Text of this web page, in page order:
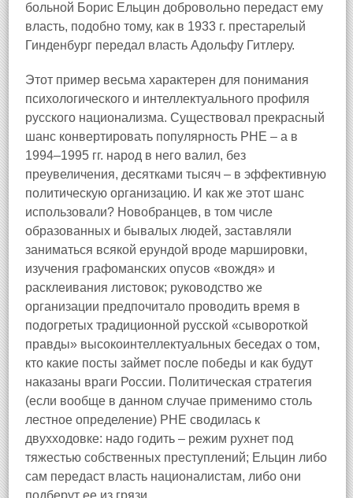
больной Борис Ельцин добровольно передаст ему
власть, подобно тому, как в 1933 г. престарелый
Гинденбург передал власть Адольфу Гитлеру.
Этот пример весьма характерен для понимания
психологического и интеллектуального профиля
русского национализма. Существовал прекрасный
шанс конвертировать популярность РНЕ – а в
1994–1995 гг. народ в него валил, без
преувеличения, десятками тысяч – в эффективную
политическую организацию. И как же этот шанс
использовали? Новобранцев, в том числе
образованных и бывалых людей, заставляли
заниматься всякой ерундой вроде маршировки,
изучения графоманских опусов «вождя» и
расклеивания листовок; руководство же
организации предпочитало проводить время в
подогретых традиционной русской «сывороткой
правды» высокоинтеллектуальных беседах о том,
кто какие посты займет после победы и как будут
наказаны враги России. Политическая стратегия
(если вообще в данном случае применимо столь
лестное определение) РНЕ сводилась к
двухходовке: надо годить – режим рухнет под
тяжестью собственных преступлений; Ельцин либо
сам передаст власть националистам, либо они
подберут ее из грязи.